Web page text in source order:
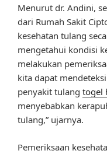
Menurut dr. Andini,
dari Rumah Sakit
kesehatan tulang
mengetahui kondisi
melakukan
kita dapat
penyakit tulang togel
menyebabkan
tulang,” ujarnya.
Pemeriksaan